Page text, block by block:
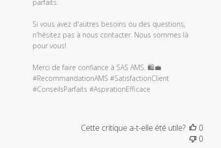
commentaire
personnalisé
2023
parfaits.
Si vous avez d'autres besoins ou des questions,
n'hésitez pas à nous contacter. Nous sommes là
pour vous!
Merci de faire confiance à SAS AMS. 🛍️💼
#RecommandationAMS #SatisfactionClient
#ConseilsParfaits #AspirationEfficace
Cette critique a-t-elle été utile?
0
0